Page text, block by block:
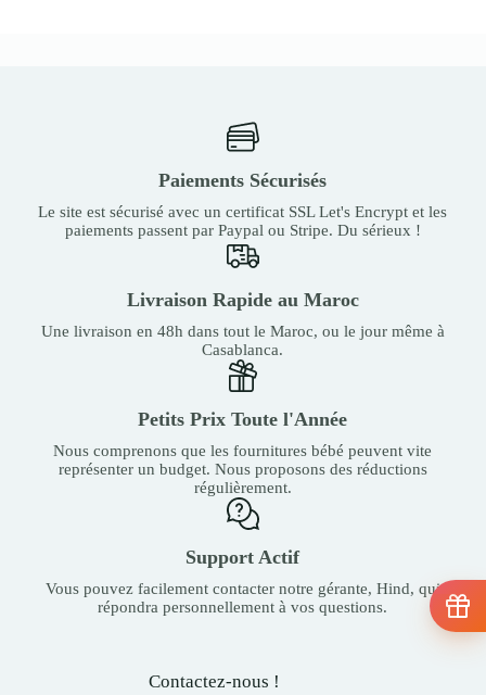
Paiements Sécurisés
Le site est sécurisé avec un certificat SSL Let's Encrypt et les
paiements passent par Paypal ou Stripe. Du sérieux !
Livraison Rapide au Maroc
Une livraison en 48h dans tout le Maroc, ou le jour même à
Casablanca.
Petits Prix Toute l'Année
Nous comprenons que les fournitures bébé peuvent vite
représenter un budget. Nous proposons des réductions
régulièrement.
Support Actif
Vous pouvez facilement contacter notre gérante, Hind, qui
répondra personnellement à vos questions.
Contactez-nous !